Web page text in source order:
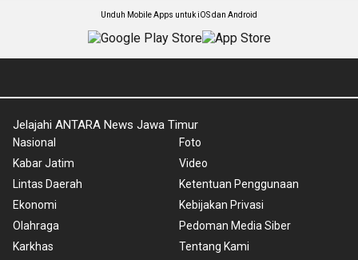
Unduh Mobile Apps untuk iOS dan Android
Jelajahi ANTARA News Jawa Timur
Nasional
Kabar Jatim
Lintas Daerah
Ekonomi
Olahraga
Karkhas
Foto
Video
Ketentuan Penggunaan
Kebijakan Privasi
Pedoman Media Siber
Tentang Kami